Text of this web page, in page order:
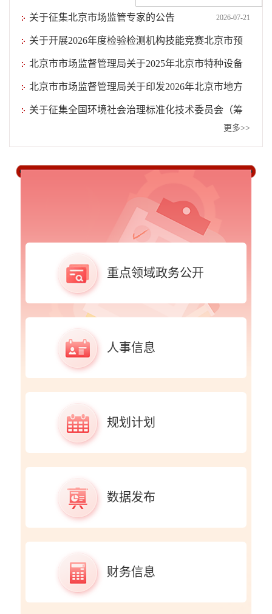
关于征集北京市场监管专家的公告 2026-07-21
关于开展2026年度检验检测机构技能竞赛北京市预
赛的通知 2026-05-11
北京市市场监督管理局关于2025年北京市特种设备
安全状况的通告 2026-05-09
北京市市场监督管理局关于印发2026年北京市地方
标准立项指南的通知 2025-11-21
关于征集全国环境社会治理标准化技术委员会（筹
2025-11-18
更多>>
重点领域政务公开
人事信息
规划计划
数据发布
财务信息